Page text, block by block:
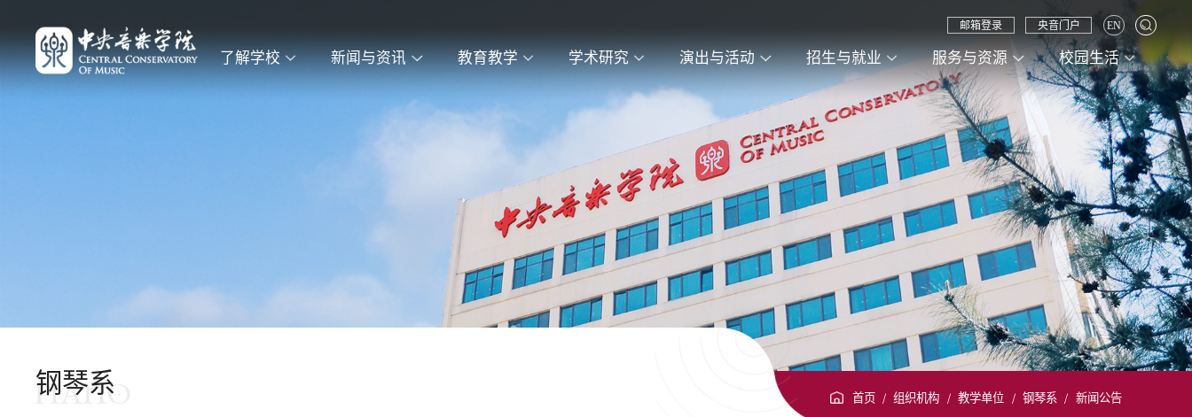
了解学校 新闻与资讯 教育教学 学术研究 演出与活动 招生与就业 服务与资源 校园生活
邮箱登录 央音门户 EN
钢琴系
PIANO 首页 / 组织机构 / 教学单位 / 钢琴系 / 新闻公告